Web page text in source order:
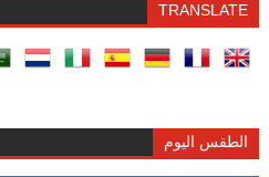
TRANSLATE
الطقس اليوم